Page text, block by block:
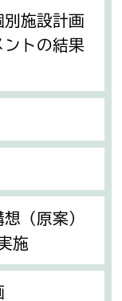
別施設計画
ントの結果
（原案）
施